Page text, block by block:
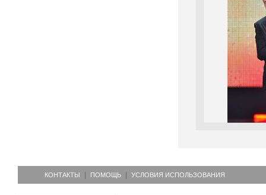
КОНТАКТЫ ПОМОЩЬ УСЛОВИЯ ИСПОЛЬЗОВАНИЯ